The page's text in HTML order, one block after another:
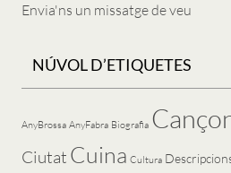
Envia'ns un missatge de veu
NÚVOL D’ETIQUETES
AnyBrossa AnyFabra Biografia
Ciutat Cuina Cultura